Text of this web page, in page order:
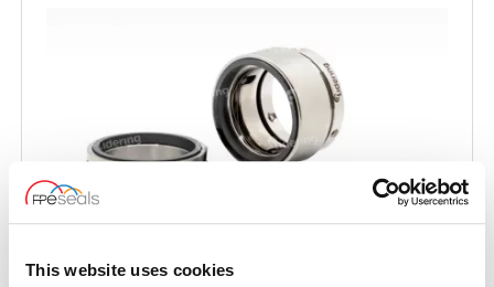
This website uses cookies